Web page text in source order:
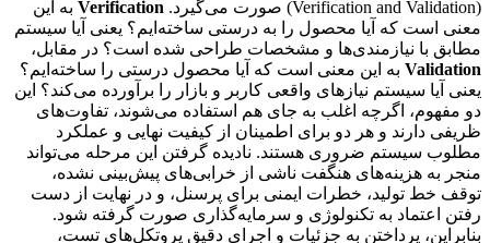
(Verification and Validation) صورت می‌گیرد.
Verification به این
معنی است که آیا محصول را به درستی ساخته‌ایم؟ یعنی آیا سیستم
مطابق با نیازمندی‌ها و مشخصات طراحی شده است؟ در مقابل،
Validation به این معنی است که آیا محصول درستی را ساخته‌ایم؟
یعنی آیا سیستم نیازهای واقعی کاربر و بازار را برآورده می‌کند؟ این
دو مفهوم، اگرچه اغلب به جای هم استفاده می‌شوند، تفاوت‌های
ظریفی دارند و هر دو برای اطمینان از کیفیت نهایی و عملکرد
مطلوب سیستم ضروری هستند. نادیده گرفتن این مرحله می‌تواند
منجر به هزینه‌های هنگفت ناشی از خرابی‌های پیش‌بینی نشده،
توقف خط تولید، خطرات ایمنی برای پرسنل، و در نهایت از دست
رفتن اعتماد به تکنولوژی و سرمایه‌گذاری صورت گرفته شود.
بنابراین، پرداختن به جزئیات و اجرای دقیق پروتکل‌های تست،